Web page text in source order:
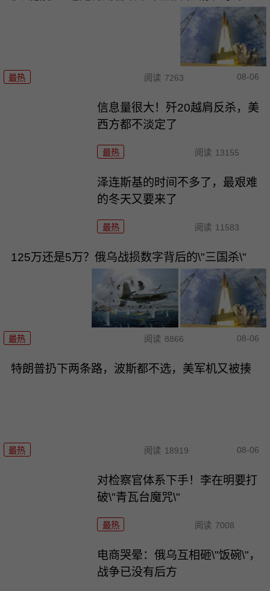
最热 阅读 7263 08-06
信息量很大！歼20越肩反杀，美
西方都不淡定了
最热 阅读 13155
泽连斯基的时间不多了，最艰难
的冬天又要来了
最热 阅读 11583
125万还是5万？俄乌战损数字背后的\"三国杀\"
最热 阅读 8866 08-06
特朗普扔下两条路，波斯都不选，美军机又被揍
最热 阅读 18919 08-06
对检察官体系下手！李在明要打
破\"青瓦台魔咒\"
最热 阅读 7008
电商哭晕：俄乌互相砸\"饭碗\"，
战争已没有后方